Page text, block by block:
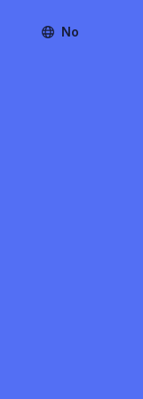
No